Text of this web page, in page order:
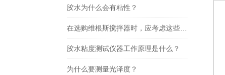
胶水为什么会有粘性？
胶水粘度测试仪器工作原理是什么？
为什么要测量光泽度？